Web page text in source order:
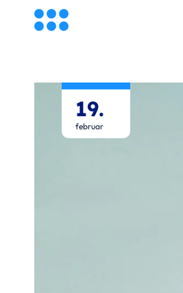
19.
februar